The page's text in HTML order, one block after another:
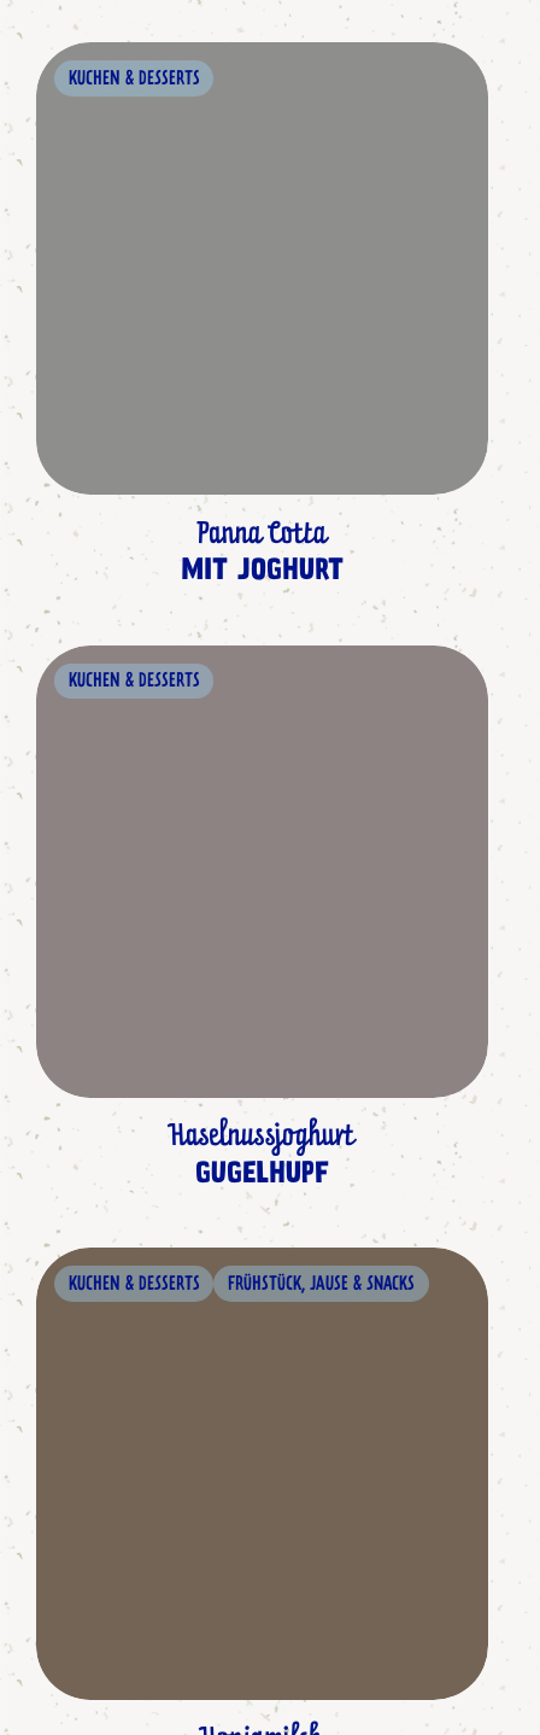
KUCHEN & DESSERTS
Panna Cotta
MIT JOGHURT
KUCHEN & DESSERTS
Haselnussjoghurt
GUGELHUPF
KUCHEN & DESSERTS FRÜHSTÜCK, JAUSE & SNACKS